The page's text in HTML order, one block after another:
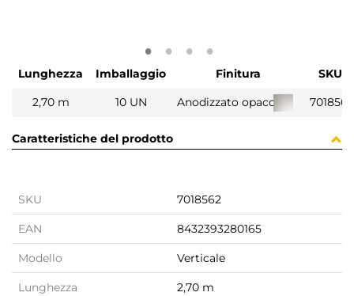
Lunghezza Imballaggio Finitura
SKU
2,70 m
10 UN Anodizzato opaco
Caratteristiche del prodotto
SKU 7018562
EAN 8432393280165
Modello Verticale
Lunghezza 2,70 m